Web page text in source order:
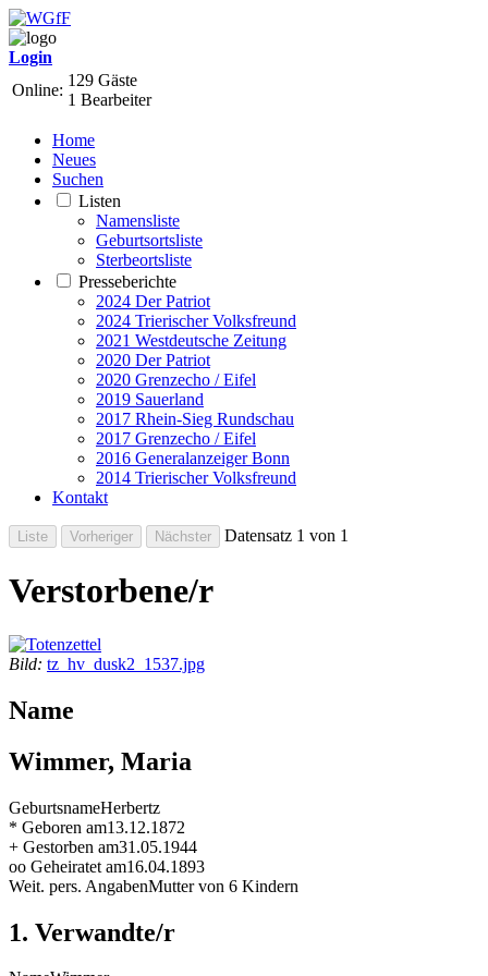
Login
Online:
129 Gäste
1 Bearbeiter
Home
Neues
Suchen
Listen
Namensliste
Geburtsortsliste
Sterbeortsliste
Presseberichte
2024 Der Patriot
2024 Trierischer Volksfreund
2021 Westdeutsche Zeitung
2020 Der Patriot
2020 Grenzecho / Eifel
2019 Sauerland
2017 Rhein-Sieg Rundschau
2017 Grenzecho / Eifel
2016 Generalanzeiger Bonn
2014 Trierischer Volksfreund
Kontakt
Datensatz 1 von 1
Verstorbene/r
Bild: tz_hv_dusk2_1537.jpg
Name
Wimmer, Maria
GeburtsnameHerbertz
* Geboren am13.12.1872
+ Gestorben am31.05.1944
oo Geheiratet am16.04.1893
Weit. pers. AngabenMutter von 6 Kindern
1. Verwandte/r